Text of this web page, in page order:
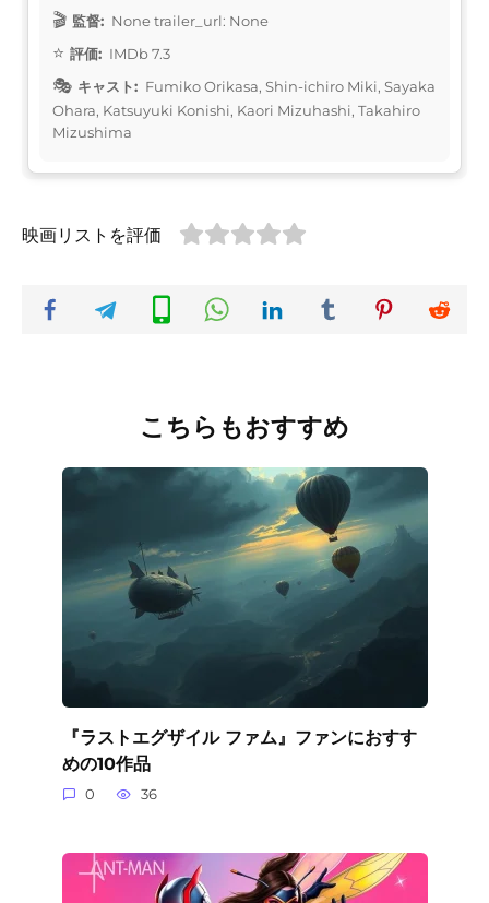
監督: None trailer_url: None
評価: IMDb 7.3
キャスト: Fumiko Orikasa, Shin-ichiro Miki, Sayaka
Ohara, Katsuyuki Konishi, Kaori Mizuhashi, Takahiro
Mizushima
映画リストを評価
こちらもおすすめ
『ラストエグザイル ファム』ファンにおすす
めの10作品
0 36